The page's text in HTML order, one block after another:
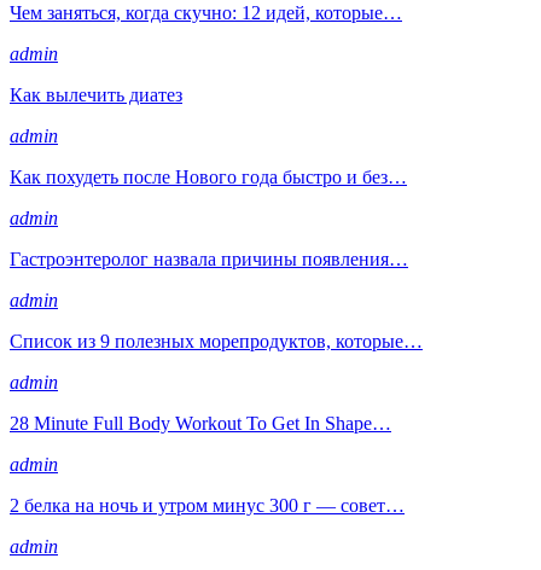
Чем заняться, когда скучно: 12 идей, которые…
admin
Как вылечить диатез
admin
Как похудеть после Нового года быстро и без…
admin
Гастроэнтеролог назвала причины появления…
admin
Список из 9 полезных морепродуктов, которые…
admin
28 Minute Full Body Workout To Get In Shape…
admin
2 белка на ночь и утром минус 300 г — совет…
admin